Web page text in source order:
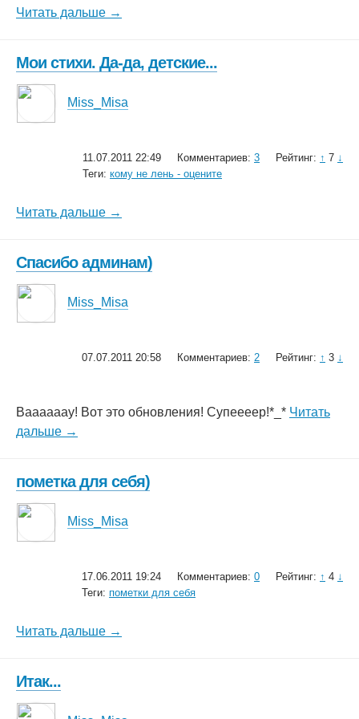
Читать дальше →
Мои стихи. Да-да, детские...
Miss_Misa
11.07.2011 22:49 Комментариев: 3 Рейтинг: ↑ 7 ↓
Теги: кому не лень - оцените
Читать дальше →
Спасибо админам)
Miss_Misa
07.07.2011 20:58 Комментариев: 2 Рейтинг: ↑ 3 ↓
Ваааааау! Вот это обновления! Супеееер!*_* Читать
дальше →
пометка для себя)
Miss_Misa
17.06.2011 19:24 Комментариев: 0 Рейтинг: ↑ 4 ↓
Теги: пометки для себя
Читать дальше →
Итак...